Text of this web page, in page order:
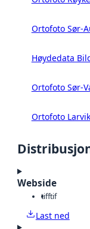
Ortofoto Sør-
Høydedata
Ortofoto Sør-
Ortofoto
Webside
tifftif
Last ned